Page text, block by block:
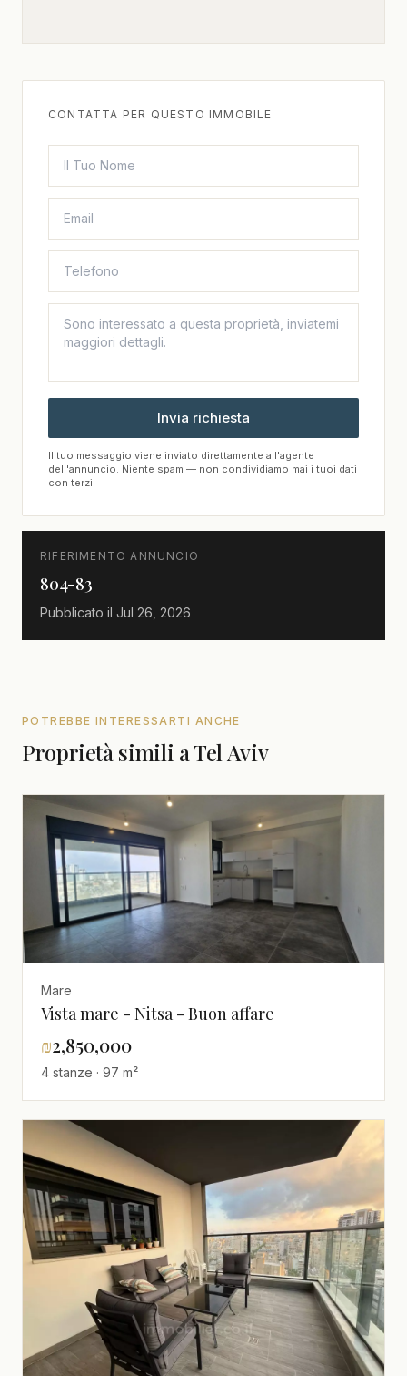
CONTATTA PER QUESTO IMMOBILE
Invia richiesta
Il tuo messaggio viene inviato direttamente all'agente
dell'annuncio. Niente spam — non condividiamo mai i tuoi dati
con terzi.
RIFERIMENTO ANNUNCIO
804-83
Pubblicato il Jul 26, 2026
POTREBBE INTERESSARTI ANCHE
Proprietà simili a Tel Aviv
Mare
Vista mare - Nitsa - Buon affare
₪2,850,000
4 stanze · 97 m²